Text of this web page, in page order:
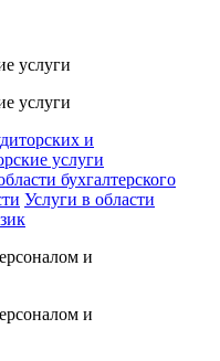
услуги
услуги
и
услуги
бухгалтерского
Услуги в области
и
и